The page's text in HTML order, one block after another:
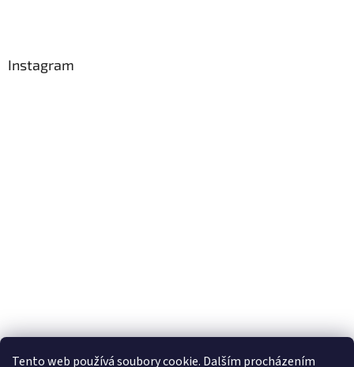
Tento web používá soubory cookie. Dalším procházením
Instagram